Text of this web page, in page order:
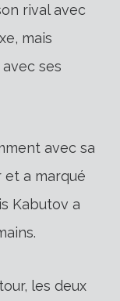
rival avec
mais
ses
avec sa
et a marqué
Kabutov a
les deux